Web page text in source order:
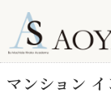
マンション